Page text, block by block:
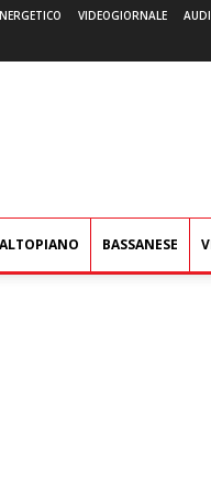
VIDEOGIORNALE
ALTOPIANO BASSANESE